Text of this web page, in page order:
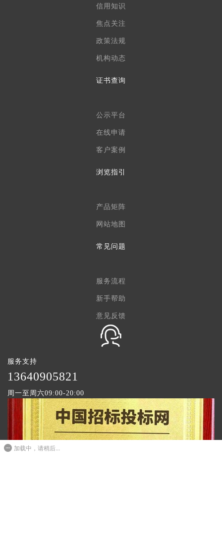
信用知识
焦点关注
政策法规
机构动态
证书查询
公示平台
在线申请
客户案例
浏览指引
产品矩阵
网站地图
常见问题
服务流程
新手帮助
意见反馈
服务支持
1 3640905821
周一至周六09:00-20:00
加载中，请稍后...